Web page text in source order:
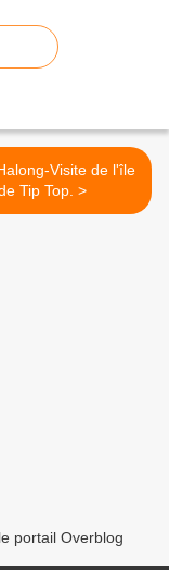
Visite de l'île
de Tip Top. >
portail Overblog